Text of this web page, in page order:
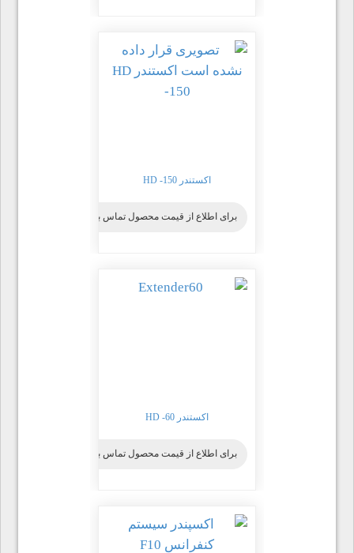
اکستندر HD -150
برای اطلاع از قیمت محصول تماس بگیرید
اکستندر HD -60
برای اطلاع از قیمت محصول تماس بگیرید